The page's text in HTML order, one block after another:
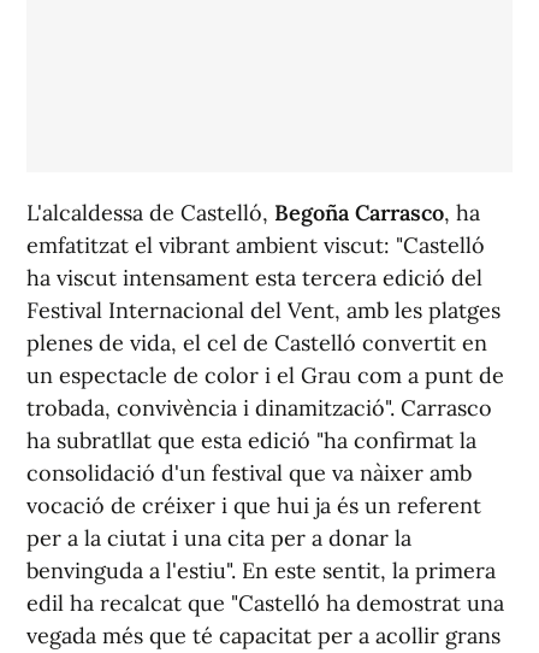
L'alcaldessa de Castelló, Begoña Carrasco, ha
emfatitzat el vibrant ambient viscut: "Castelló
ha viscut intensament esta tercera edició del
Festival Internacional del Vent, amb les platges
plenes de vida, el cel de Castelló convertit en
un espectacle de color i el Grau com a punt de
trobada, convivència i dinamització". Carrasco
ha subratllat que esta edició "ha confirmat la
consolidació d'un festival que va nàixer amb
vocació de créixer i que hui ja és un referent
per a la ciutat i una cita per a donar la
benvinguda a l'estiu". En este sentit, la primera
edil ha recalcat que "Castelló ha demostrat una
vegada més que té capacitat per a acollir grans